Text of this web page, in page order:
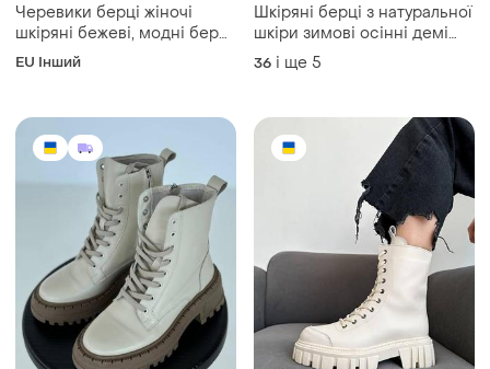
Черевики берці жіночі
шкіряні бежеві, модні берці
осінні шкіра, черевики
EU Інший
Шкіряні берці з натуральної
шкіри зимові осінні демі
демісезонні черевики на
байці хутрі
36 і ще 5